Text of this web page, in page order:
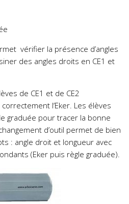
vérifier la présence d’angles
des angles droits en CE1 et
de CE1 et de CE2
l’Eker. Les élèves
graduée pour tracer la bonne
d’outil permet de bien
: angle droit et longueur avec
(Eker puis règle graduée).